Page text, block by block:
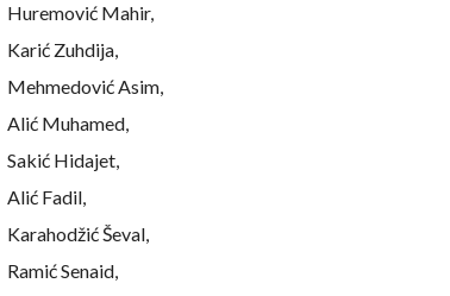
Huremović Mahir,
Karić Zuhdija,
Mehmedović Asim,
Alić Muhamed,
Sakić Hidajet,
Alić Fadil,
Karahodžić Ševal,
Ramić Senaid,